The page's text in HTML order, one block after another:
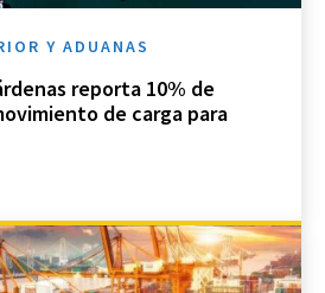
Y ADUANAS
reporta 10% de
de carga para